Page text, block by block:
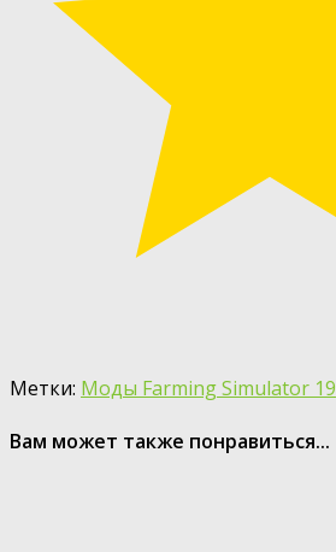
Метки: Моды Farming Simulator 19
Вам может также понравиться...